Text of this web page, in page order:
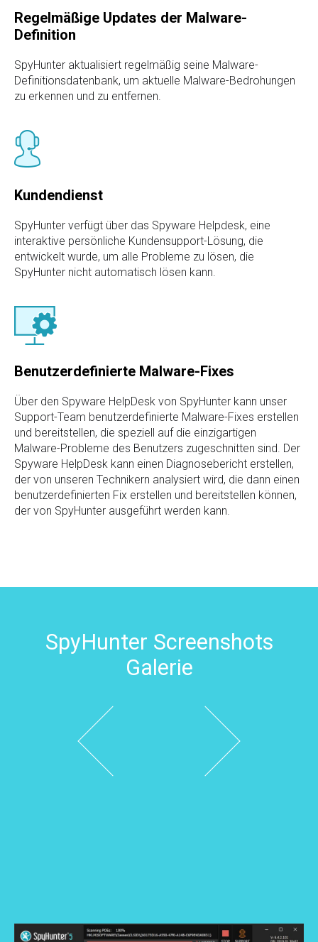
Regelmäßige Updates der Malware-
Definition
SpyHunter aktualisiert regelmäßig seine Malware-
Definitionsdatenbank, um aktuelle Malware-Bedrohungen
zu erkennen und zu entfernen.
Kundendienst
SpyHunter verfügt über das Spyware Helpdesk, eine
interaktive persönliche Kundensupport-Lösung, die
entwickelt wurde, um alle Probleme zu lösen, die
SpyHunter nicht automatisch lösen kann.
Benutzerdefinierte Malware-Fixes
Über den Spyware HelpDesk von SpyHunter kann unser
Support-Team benutzerdefinierte Malware-Fixes erstellen
und bereitstellen, die speziell auf die einzigartigen
Malware-Probleme des Benutzers zugeschnitten sind. Der
Spyware HelpDesk kann einen Diagnosebericht erstellen,
der von unseren Technikern analysiert wird, die dann einen
benutzerdefinierten Fix erstellen und bereitstellen können,
der von SpyHunter ausgeführt werden kann.
SpyHunter Screenshots
Galerie